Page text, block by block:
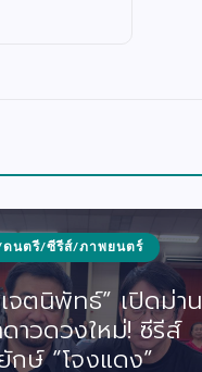
ดนตรี/ซีรีส์/ภาพยนตร์
จตนิพัทธ์” เปิดม่าน
าวดวงใหม่! ซีรีส์
ษ์ “โจงแดง”